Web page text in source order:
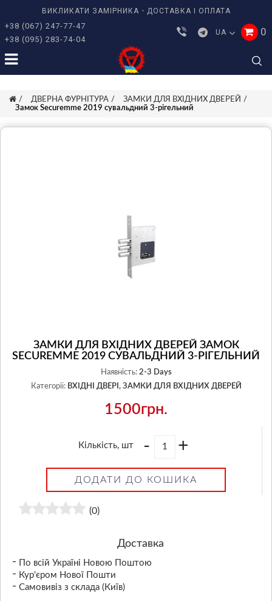
ВИКЛИКАТИ ЗАМІРНИКА ДОСТАВКА І ОПЛАТА
+38 (067) 247-77-47
+38 (095) 283-74-04
UA 0
ДВЕРНА ФУРНІТУРА
ЗАМКИ ДЛЯ ВХІДНИХ ДВЕРЕЙ
Замок Securemme 2019 сувальдний 3-рігельний
ЗАМКИ ДЛЯ ВХІДНИХ ДВЕРЕЙ ЗАМОК
SECUREMME 2019 СУВАЛЬДНИЙ 3-РІГЕЛЬНИЙ
Наявність: 2-3 Days
Категорії: ВХІДНІ ДВЕРІ, ЗАМКИ ДЛЯ ВХІДНИХ ДВЕРЕЙ
1500грн.
Кількість, шт - +
ДОДАТИ ДО КОШИКА
(0)
Доставка
По всій Україні Новою Поштою
Кур'єром Нової Пошти
Самовивіз з склада (Київ)